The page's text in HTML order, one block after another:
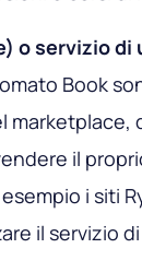
o servizio di
Book
marketplace,
il
i siti
il servizio